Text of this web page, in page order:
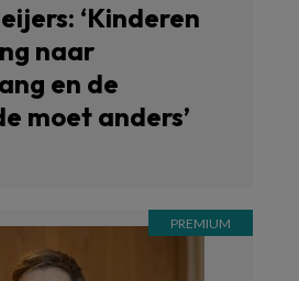
‘Kinderen
naar
en de
moet anders’